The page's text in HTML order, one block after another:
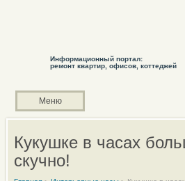
Информационный портал:
ремонт квартир, офисов, коттеджей
Меню
Кукушке в часах
скучно!